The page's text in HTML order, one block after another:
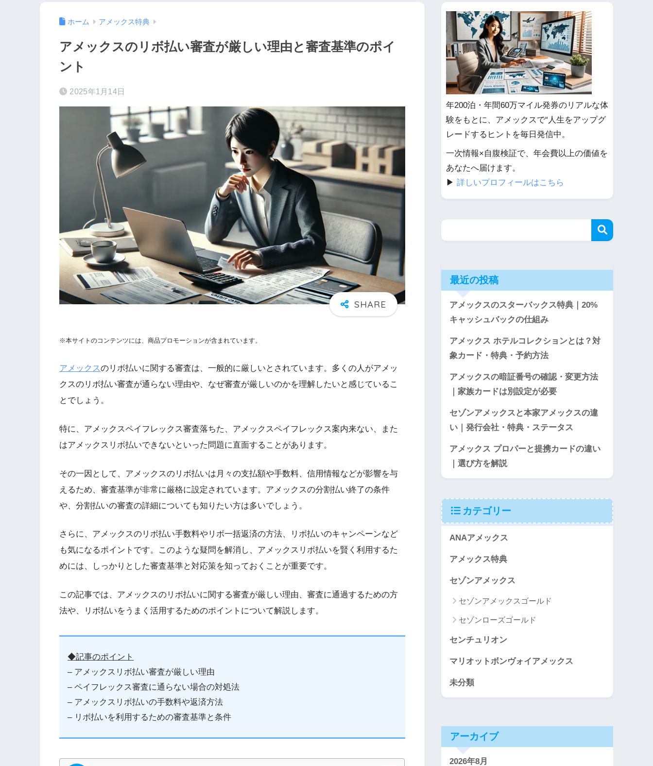
ホーム アメックス特典
アメックスのリボ払い審査が厳しい理由と審査基準のポイ
ント
2025年1月14日
※本サイトのコンテンツには、商品プロモーションが含まれています。
アメックスのリボ払いに関する審査は、一般的に厳しいとされています。多くの人がアメッ
クスのリボ払い審査が通らない理由や、なぜ審査が厳しいのかを理解したいと感じているこ
とでしょう。
特に、アメックスペイフレックス審査落ちた、アメックスペイフレックス案内来ない、また
はアメックスリボ払いできないといった問題に直面することがあります。
その一因として、アメックスのリボ払いは月々の支払額や手数料、信用情報などが影響を与
えるため、審査基準が非常に厳格に設定されています。アメックスの分割払い終了の条件
や、分割払いの審査の詳細についても知りたい方は多いでしょう。
さらに、アメックスのリボ払い手数料やリボ一括返済の方法、リボ払いのキャンペーンなど
も気になるポイントです。このような疑問を解消し、アメックスリボ払いを賢く利用するた
めには、しっかりとした審査基準と対応策を知っておくことが重要です。
この記事では、アメックスのリボ払いに関する審査が厳しい理由、審査に通過するための方
法や、リボ払いをうまく活用するためのポイントについて解説します。
◆記事のポイント
– アメックスリボ払い審査が厳しい理由
– ペイフレックス審査に通らない場合の対処法
– アメックスリボ払いの手数料や返済方法
– リボ払いを利用するための審査基準と条件
年200泊・年間60万マイル発券のリアルな体
験をもとに、アメックスで“人生をアップグ
レードするヒントを毎日発信中。
一次情報×自腹検証で、年会費以上の価値を
あなたへ届けます。
▶︎ 詳しいプロフィールはこちら
最近の投稿
アメックスのスターバックス特典｜20%
キャッシュバックの仕組み
アメックス ホテルコレクションとは？対
象カード・特典・予約方法
アメックスの暗証番号の確認・変更方法
｜家族カードは別設定が必要
セゾンアメックスと本家アメックスの違
い｜発行会社・特典・ステータス
アメックス プロパーと提携カードの違い
｜選び方を解説
カテゴリー
ANAアメックス
アメックス特典
セゾンアメックス
セゾンアメックスゴールド
セゾンローズゴールド
センチュリオン
マリオットボンヴォイアメックス
未分類
アーカイブ
2026年8月